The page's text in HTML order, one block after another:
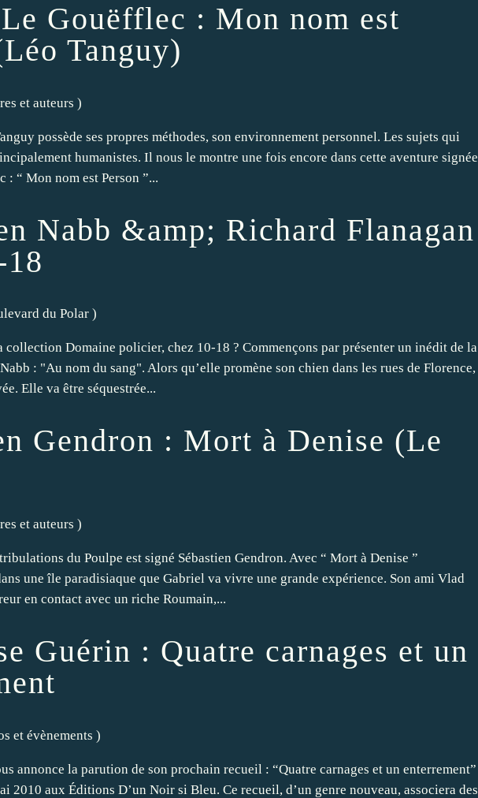
Gouëfflec : Mon nom est
Tanguy)
et auteurs )
possède ses propres méthodes, son environnement personnel. Les sujets qui
humanistes. Il nous le montre une fois encore dans cette aventure signée
: “ Mon nom est Person ”...
Nabb &amp; Richard Flanagan
du Polar )
collection Domaine policier, chez 10-18 ? Commençons par présenter un inédit de la
: "Au nom du sang". Alors qu’elle promène son chien dans les rues de Florence,
Elle va être séquestrée...
Gendron : Mort à Denise (Le
et auteurs )
du Poulpe est signé Sébastien Gendron. Avec “ Mort à Denise ”
une île paradisiaque que Gabriel va vivre une grande expérience. Son ami Vlad
en contact avec un riche Roumain,...
Guérin : Quatre carnages et un
et évènements )
annonce la parution de son prochain recueil : “Quatre carnages et un enterrement”
2010 aux Éditions D’un Noir si Bleu. Ce recueil, d’un genre nouveau, associera des